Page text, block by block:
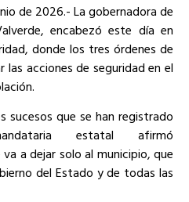
de 2026.- La gobernadora de
encabezó este día en
donde los tres órdenes de
acciones de seguridad en el
sucesos que se han registrado
estatal afirmó
a dejar solo al municipio, que
del Estado y de todas las